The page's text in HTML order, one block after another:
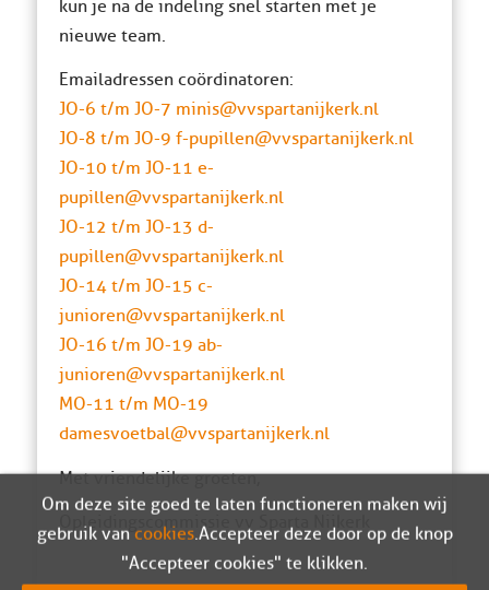
kun je na de indeling snel starten met je
nieuwe team.
Emailadressen coördinatoren:
JO-6 t/m JO-7 minis@vvspartanijkerk.nl
JO-8 t/m JO-9 f-pupillen@vvspartanijkerk.nl
JO-10 t/m JO-11 e-
pupillen@vvspartanijkerk.nl
JO-12 t/m JO-13 d-
pupillen@vvspartanijkerk.nl
JO-14 t/m JO-15 c-
junioren@vvspartanijkerk.nl
JO-16 t/m JO-19 ab-
junioren@vvspartanijkerk.nl
MO-11 t/m MO-19
damesvoetbal@vvspartanijkerk.nl
Met vriendelijke groeten,
Opleidingscommissie vv Sparta Nijkerk
Om deze site goed te laten functioneren maken wij
gebruik van cookies. Accepteer deze door op de knop
"Accepteer cookies" te klikken.